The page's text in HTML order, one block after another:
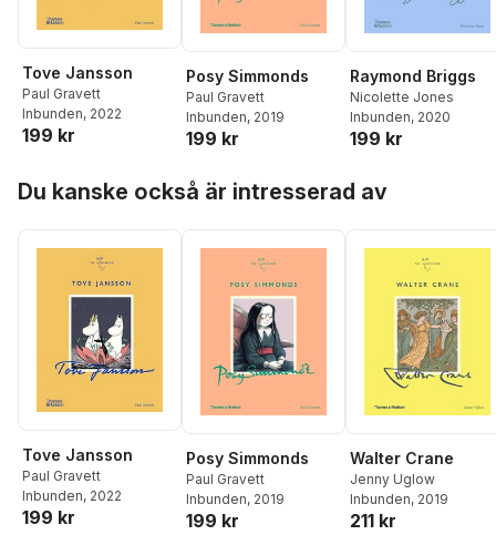
Tove Jansson
Paul Gravett
Inbunden, 2022
199 kr
Posy Simmonds
Paul Gravett
Inbunden, 2019
199 kr
Raymond Briggs
Nicolette Jones
Inbunden, 2020
199 kr
Du kanske också är intresserad av
Tove Jansson
Paul Gravett
Inbunden, 2022
199 kr
Posy Simmonds
Paul Gravett
Inbunden, 2019
199 kr
Walter Crane
Jenny Uglow
Inbunden, 2019
211 kr